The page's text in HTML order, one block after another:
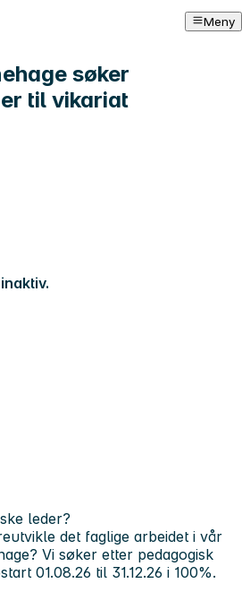
Meny
søker
til vikariat
leder?
det faglige arbeidet i vår
Vi søker etter pedagogisk
01.08.26 til 31.12.26 i 100%.